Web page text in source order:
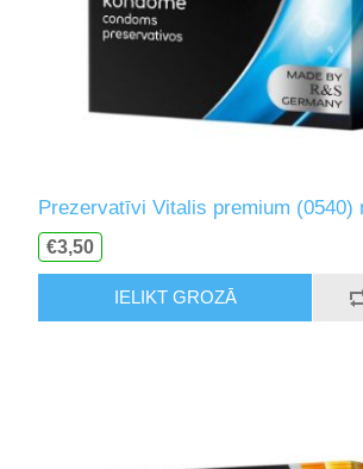
Prezervatīvi Vitalis premium (0540)
€3,50
IELIKT GROZĀ